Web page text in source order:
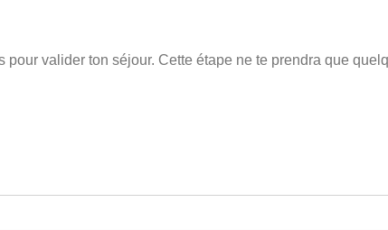
valider ton séjour. Cette étape ne te prendra que